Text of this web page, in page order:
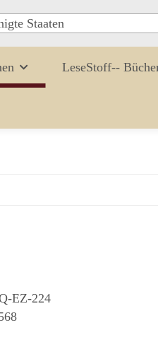
Staaten
LeseStoff--
EZ-224